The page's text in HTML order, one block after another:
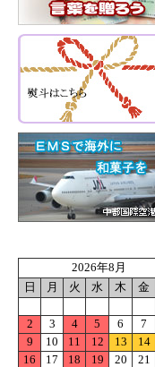
2026年8月
日
月 火 水 木 金
2
3 4 5 6 7
9
10 11 12 13 14
16
17 18 19 20 21